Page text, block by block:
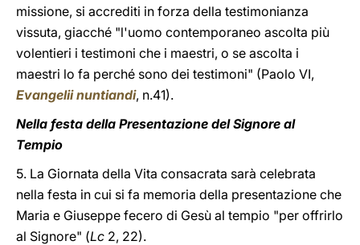
missione, si accrediti in forza della testimonianza
vissuta, giacché "l'uomo contemporaneo ascolta più
volentieri i testimoni che i maestri, o se ascolta i
maestri lo fa perché sono dei testimoni" (Paolo VI,
Evangelii nuntiandi, n.41).
Nella festa della Presentazione del Signore al
Tempio
5. La Giornata della Vita consacrata sarà celebrata
nella festa in cui si fa memoria della presentazione che
Maria e Giuseppe fecero di Gesù al tempio "per offrirlo
al Signore" (Lc 2, 22).